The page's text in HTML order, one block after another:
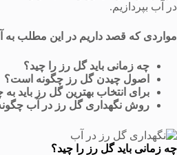
در آب بپردازیم.
مواردی که قصد داریم در این مطلب به
چه زمانی باید گل رز را چید؟
اصول چیدن گل رز چگونه است؟
برای انتخاب بهترین گل رز باید
روش نگهداری گل رز در آب
چه زمانی باید گل رز را چید؟